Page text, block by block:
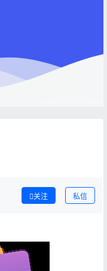
关注 私信